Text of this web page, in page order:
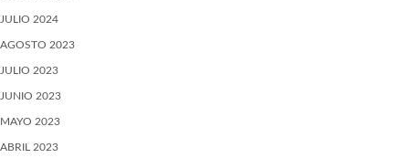
JULIO 2024
AGOSTO 2023
JULIO 2023
JUNIO 2023
MAYO 2023
ABRIL 2023